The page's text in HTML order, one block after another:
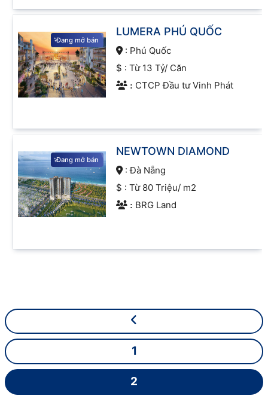
cơ sở hạ tầng và cải thiện chất lượng cuộc sống
Sự phát triển của các dự án bất động sản cũng tạo
ra hiệu ứng lan tỏa tích cực đến nhiều ngành công
nghiệp khác.
đảm bảo sự thành công và bền vững của dự án
bất động sản. Quá trình này bao gồm nhiều bước
quan trọng từ lập kế hoạch tổng thể đến thiết kế
chi tiết và triển khai thực tế .
Quy trình quy hoạch dự án
Đang mở bán
LUMERA PHÚ QUỐC
: Phú Quốc
$ :Từ 13 Tỷ/ Căn
: CTCP Đầu tư Vinh Phát
Đang mở bán
NEWTOWN DIAMOND
:Đà Nẵng
$ :Từ 80 Triệu/ m2
: BRG Land
1
2